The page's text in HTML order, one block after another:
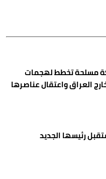
مسلحة تخطط لهجمات
العراق واعتقال عناصرها
رئيسها الجديد